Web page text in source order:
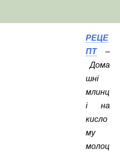
РЕЦЕ
ПТ–
Дома
шні
млинц
і на
кисло
му
молоц